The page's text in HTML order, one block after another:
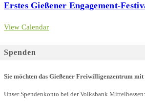
Erstes Gießener Engagement-
View Calendar
Spenden
Sie möchten das Gießener Freiwilligenzentrum mit
Unser Spendenkonto bei der Volksbank Mittelhessen: